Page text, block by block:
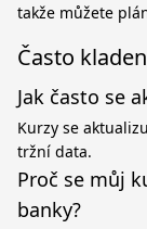
takže můžete
Často
Jak často se
Kurzy se
tržní data.
Proč se můj
banky?